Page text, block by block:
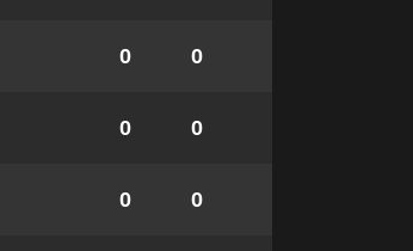
0 0
0 0
0 0